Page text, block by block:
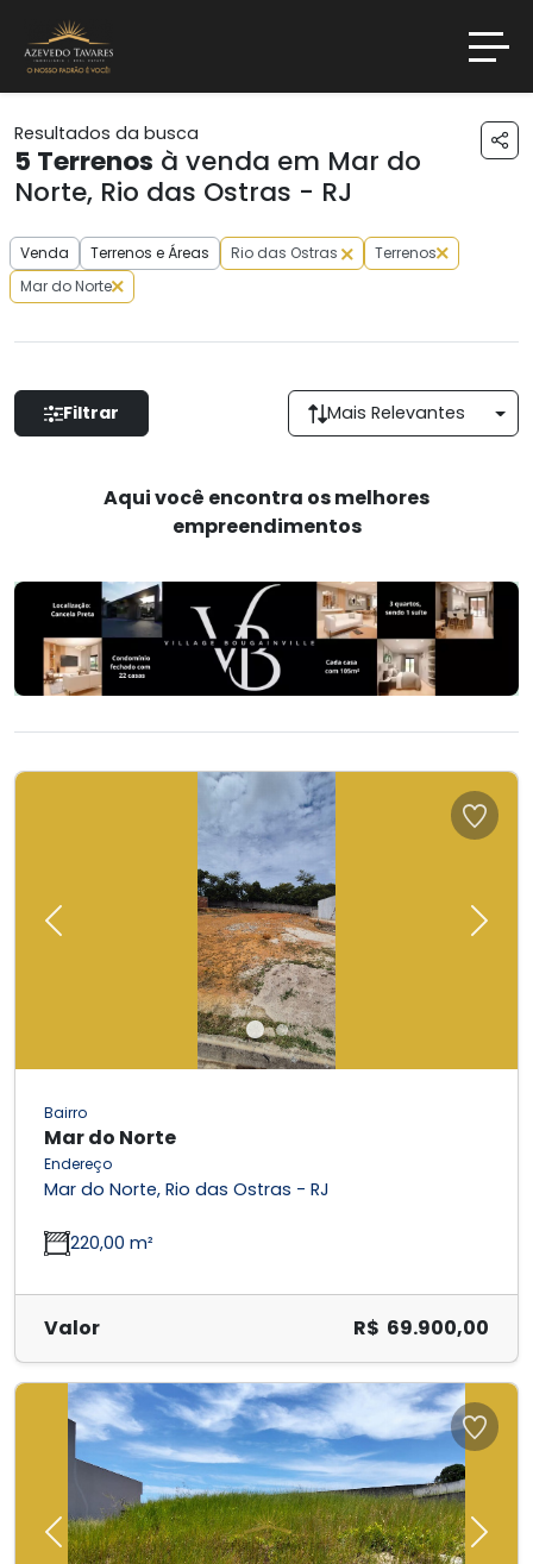
Resultados da busca
5 Terrenos à venda em Mar do
Norte, Rio das Ostras - RJ
Venda Terrenos e Áreas Rio das Ostras
Terrenos
Mar do Norte
Filtrar Mais Relevantes
Aqui você encontra os melhores
empreendimentos
Previous Next
Bairro
Mar do Norte
Endereço
Mar do Norte, Rio das Ostras - RJ
220,00 m²
Valor R$ 69.900,00
Previous Next